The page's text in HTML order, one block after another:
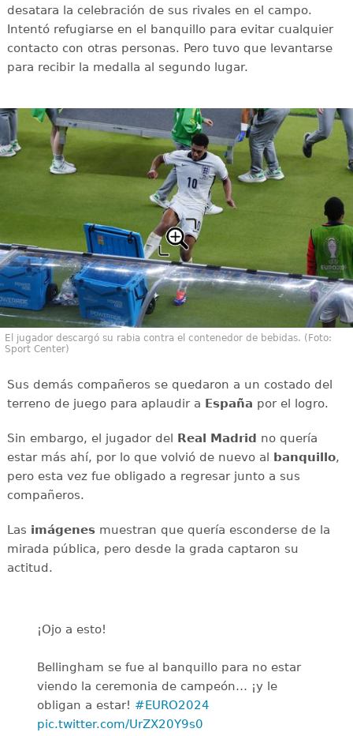
desatara la celebración de sus rivales en el campo.
Intentó refugiarse en el banquillo para evitar cualquier
contacto con otras personas. Pero tuvo que levantarse
para recibir la medalla al segundo lugar.
El jugador descargó su rabia contra el contenedor de bebidas. (Foto:
Sport Center)
Sus demás compañeros se quedaron a un costado del
terreno de juego para aplaudir a España por el logro.
Sin embargo, el jugador del Real Madrid no quería
estar más ahí, por lo que volvió de nuevo al banquillo,
pero esta vez fue obligado a regresar junto a sus
compañeros.
Las imágenesmuestran que quería esconderse de la
mirada pública, pero desde la grada captaron su
actitud.
¡Ojo a esto!
Bellingham se fue al banquillo para no estar
viendo la ceremonia de campeón… ¡y le
obligan a estar! #EURO2024
pic.twitter.com/UrZX20Y9s0